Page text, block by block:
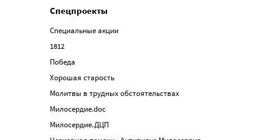
Спецпроекты
Специальные акции
1812
Победа
Хорошая старость
Молитвы в трудных обстоятельствах
Милосердие.doc
Милосердие.ДЦП